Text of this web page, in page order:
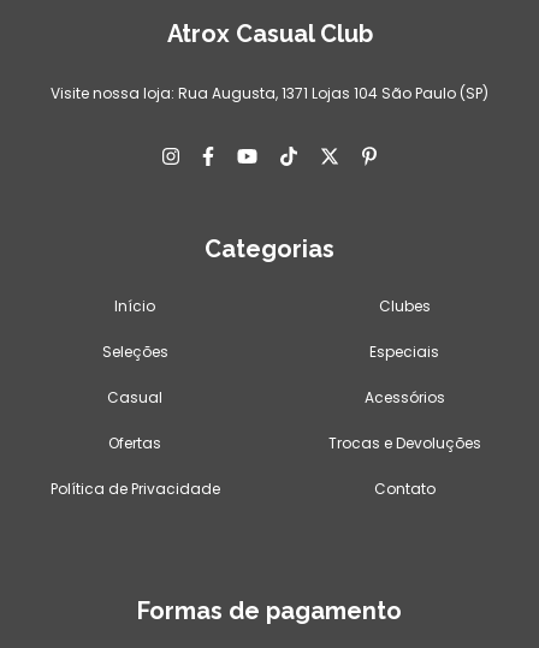
Atrox Casual Club
Visite nossa loja: Rua Augusta, 1371 Lojas 104 São Paulo (SP)
Categorias
Início Clubes
Seleções Especiais
Casual Acessórios
Ofertas Trocas e Devoluções
Política de Privacidade Contato
Formas de pagamento